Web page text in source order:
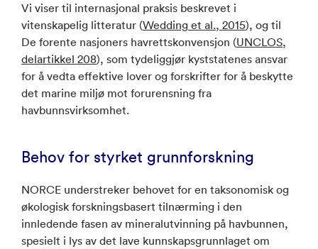
Vi viser til internasjonal praksis beskrevet i
vitenskapelig litteratur (Wedding et al., 2015), og til
De forente nasjoners havrettskonvensjon (UNCLOS,
delartikkel 208), som tydeliggjør kyststatenes ansvar
for å vedta effektive lover og forskrifter for å beskytte
det marine miljø mot forurensning fra
havbunnsvirksomhet.
Behov for styrket grunnforskning
NORCE understreker behovet for en taksonomisk og
økologisk forskningsbasert tilnærming i den
innledende fasen av mineralutvinning på havbunnen,
spesielt i lys av det lave kunnskapsgrunnlaget om